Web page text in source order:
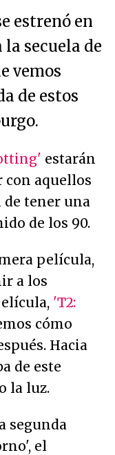
estrenó en
secuela de
vemos
de estos
estarán
con aquellos
de tener una
de los 90.
película,
a los
'T2:
cómo
Hacia
de este
la luz.
segunda
el